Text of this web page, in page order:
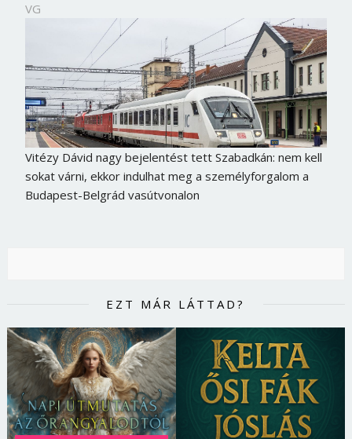
VG
Vitézy Dávid nagy bejelentést tett Szabadkán: nem kell
sokat várni, ekkor indulhat meg a személyforgalom a
Budapest-Belgrád vasútvonalon
EZT MÁR LÁTTAD?